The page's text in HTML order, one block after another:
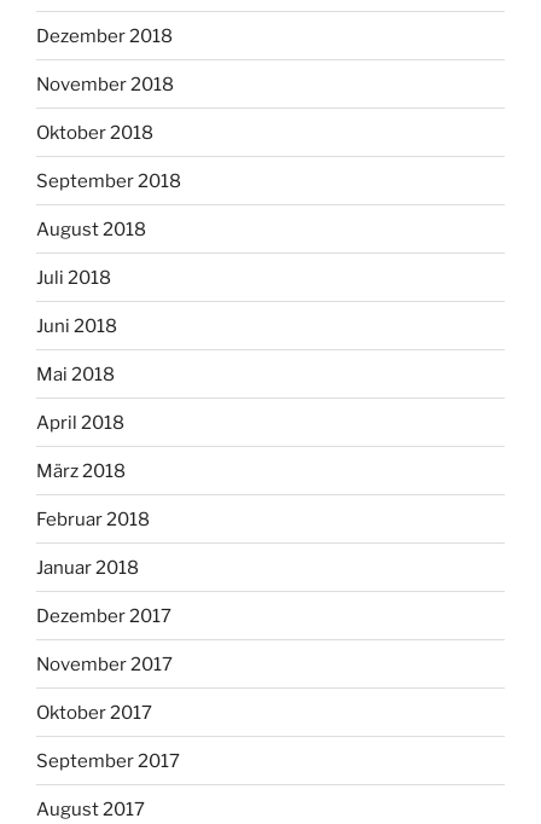
Dezember 2018
November 2018
Oktober 2018
September 2018
August 2018
Juli 2018
Juni 2018
Mai 2018
April 2018
März 2018
Februar 2018
Januar 2018
Dezember 2017
November 2017
Oktober 2017
September 2017
August 2017